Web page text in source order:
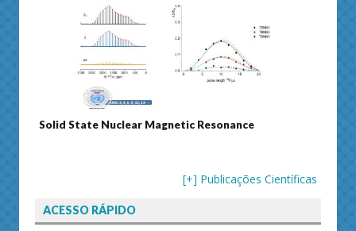
Solid State Nuclear Magnetic Resonance
[+] Publicações Científicas
ACESSO RÁPIDO